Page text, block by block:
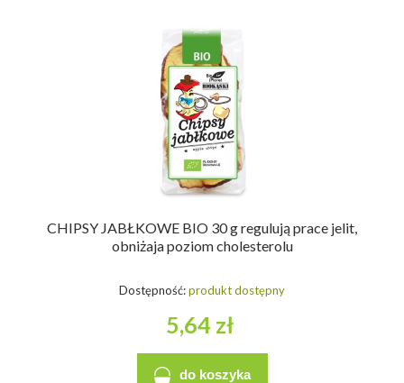
CHIPSY JABŁKOWE BIO 30 g regulują prace jelit,
obniżaja poziom cholesterolu
Dostępność:produkt dostępny
5,64 zł
do koszyka